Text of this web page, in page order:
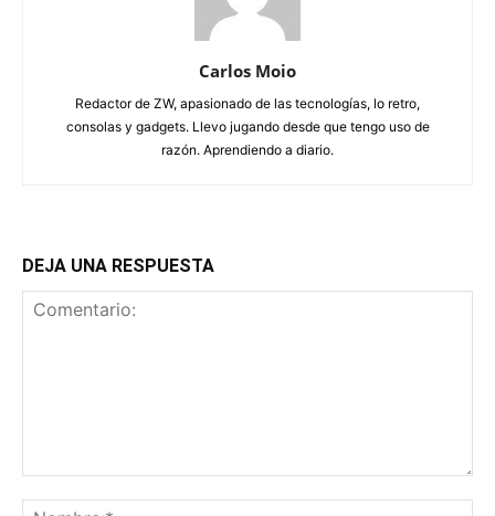
Carlos Moio
Redactor de ZW, apasionado de las tecnologías, lo retro,
consolas y gadgets. Llevo jugando desde que tengo uso de
razón. Aprendiendo a diario.
DEJA UNA RESPUESTA